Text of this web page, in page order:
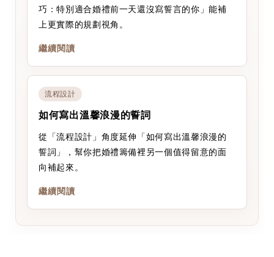
巧：特別適合婚禮前一天還沒寫誓言的你」能補
上更實際的規劃視角。
繼續閱讀
流程設計
如何寫出溫馨浪漫的誓詞
從「流程設計」角度延伸「如何寫出溫馨浪漫的
誓詞」，幫你把婚禮籌備裡另一個值得留意的面
向補起來。
繼續閱讀